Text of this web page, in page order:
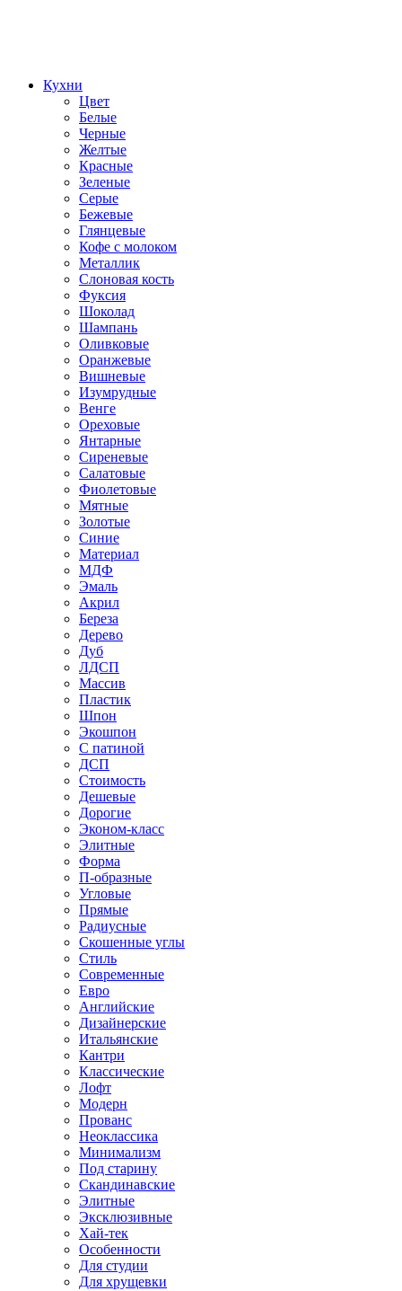
Кухни
Цвет
Белые
Черные
Желтые
Красные
Зеленые
Серые
Бежевые
Глянцевые
Кофе с молоком
Металлик
Слоновая кость
Фуксия
Шоколад
Шампань
Оливковые
Оранжевые
Вишневые
Изумрудные
Венге
Ореховые
Янтарные
Сиреневые
Салатовые
Фиолетовые
Мятные
Золотые
Синие
Материал
МДФ
Эмаль
Акрил
Береза
Дерево
Дуб
ЛДСП
Массив
Пластик
Шпон
Экошпон
С патиной
ДСП
Стоимость
Дешевые
Дорогие
Эконом-класс
Элитные
Форма
П-образные
Угловые
Прямые
Радиусные
Скошенные углы
Стиль
Современные
Евро
Английские
Дизайнерские
Итальянские
Кантри
Классические
Лофт
Модерн
Прованс
Неоклассика
Минимализм
Под старину
Скандинавские
Элитные
Эксклюзивные
Хай-тек
Особенности
Для студии
Для хрущевки